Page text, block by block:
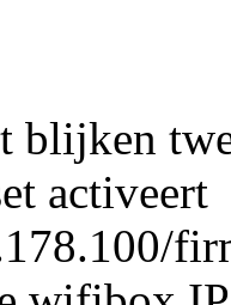
activeert